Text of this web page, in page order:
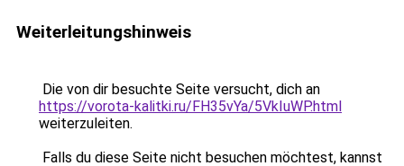
Weiterleitungshinweis
Die von dir besuchte Seite versucht, dich an
https://vorota-kalitki.ru/FH35vYa/5VkIuWP.html
weiterzuleiten.
Falls du diese Seite nicht besuchen möchtest, kannst